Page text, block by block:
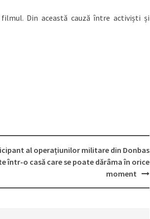
Din această cauză între activiști și
al operațiunilor militare din Donbas
într-o casă care se poate dărâma în orice
moment